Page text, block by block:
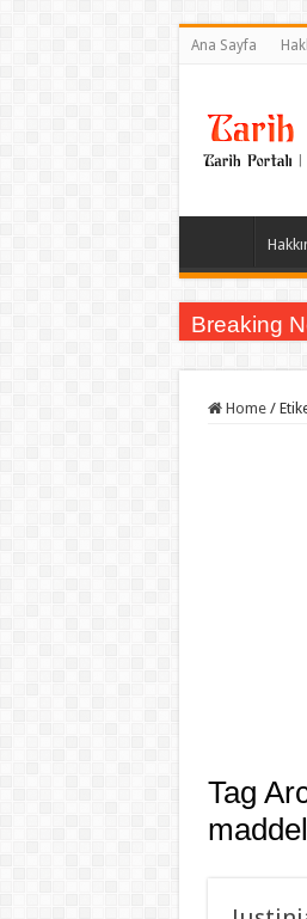
Ana Sayfa
Breaking
Home /
Tag